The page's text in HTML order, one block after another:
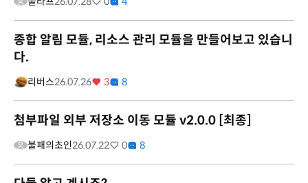
종합 알림 모듈, 리소스 관리 모듈을 만들어보고 있습니
다.
리버스26.07.26 3 8
첨부파일 외부 저장소 이동 모듈 v2.0.0 [최종]
불패의초인26.07.22 0 8